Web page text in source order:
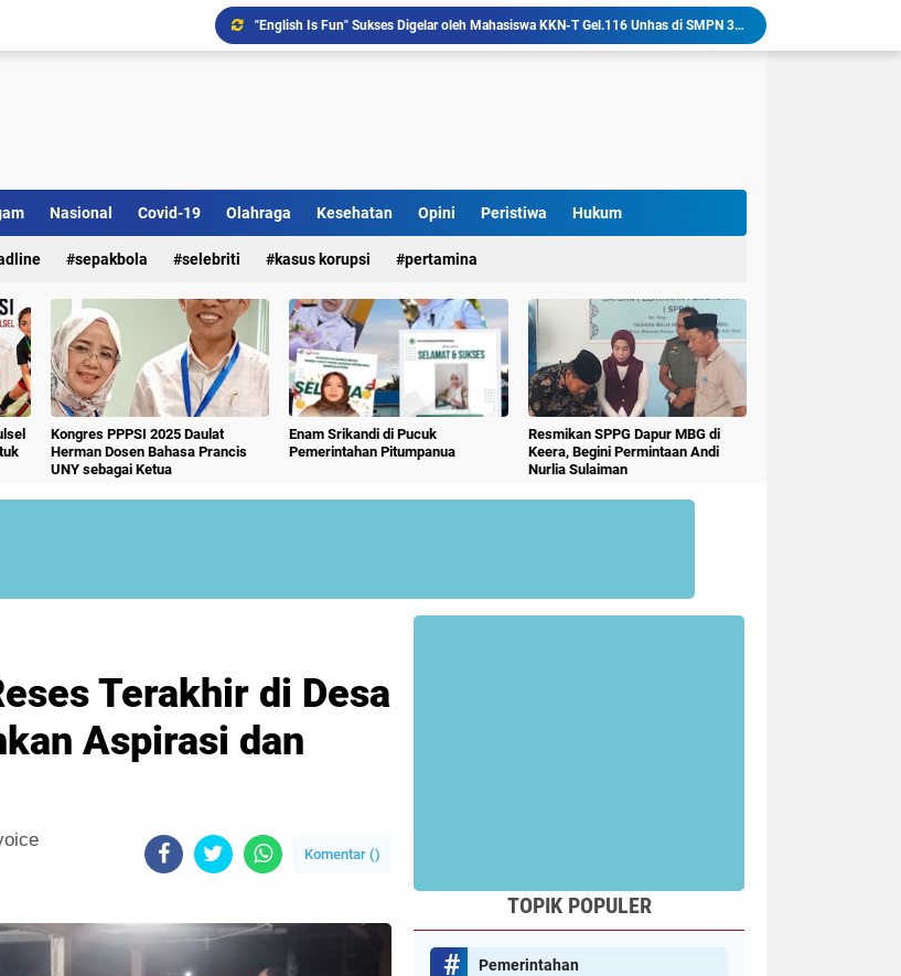
"English Is Fun" Sukses Digelar oleh Mahasiswa KKN-T Gel.116 Unhas di SMPN 3 Keera Desa Lalliseng
Pestisida Nabati dari Daun Pepaya Diperkenalkan di Desa Simpellu oleh Mahasiswa KKN-T Unhas Gel-116
Mahasiswa KKNT Perubahan Iklim Unhas Gelar Penyuluhan Pemilahan Sampah dan Penggunaan "Rocket Stove" di Desa Kaloling
Nasional Covid-19 Olahraga Kesehatan Opini Peristiwa Hukum
sepakbola selebriti kasus korupsi pertamina
Kongres PPPSI 2025 Daulat
Herman Dosen Bahasa Prancis
UNY sebagai Ketua
Enam Srikandi di Pucuk
Pemerintahan Pitumpanua
Resmikan SPPG Dapur MBG di
Keera, Begini Permintaan Andi
Nurlia Sulaiman
Terakhir di Desa
Aspirasi dan
Komentar ()
TOPIK POPULER
Pemerintahan